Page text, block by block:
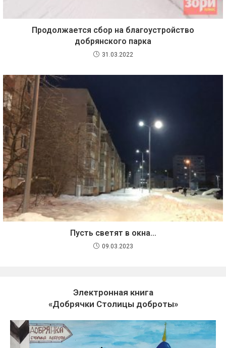
Продолжается сбор на благоустройство
добрянского парка
31.03.2022
Пусть светят в окна…
09.03.2023
Электронная книга
«Добрячки Столицы доброты»